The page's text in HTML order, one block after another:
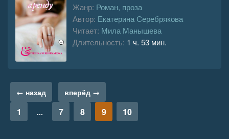
Жанр: Роман, проза
Автор: Екатерина Серебрякова
Читает: Мила Манышева
Длительность: 1 ч. 53 мин.
← назад вперёд →
1 ... 7 8 9 10